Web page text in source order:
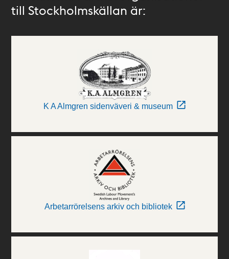
till Stockholmskällan är:
K A Almgren sidenväveri & museum
Arbetarrörelsens arkiv och bibliotek